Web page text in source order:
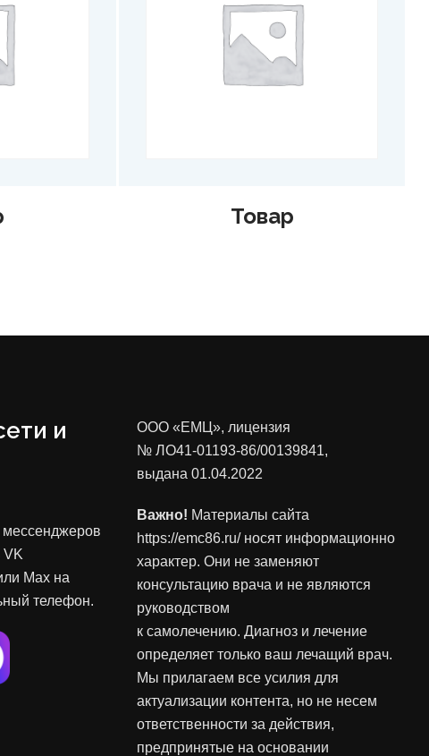
Товар
и
мессенджеров
VK
Max на
телефон.
ООО «ЕМЦ», лицензия
№ ЛО41-01193-86/00139841,
выдана 01.04.2022
Важно! Материалы сайта
https://emc86.ru/ носят информационно
характер. Они не заменяют
консультацию врача и не являются
руководством
к самолечению. Диагноз и лечение
определяет только ваш лечащий врач.
Мы прилагаем все усилия для
актуализации контента, но не несем
ответственности за действия,
предпринятые на основании